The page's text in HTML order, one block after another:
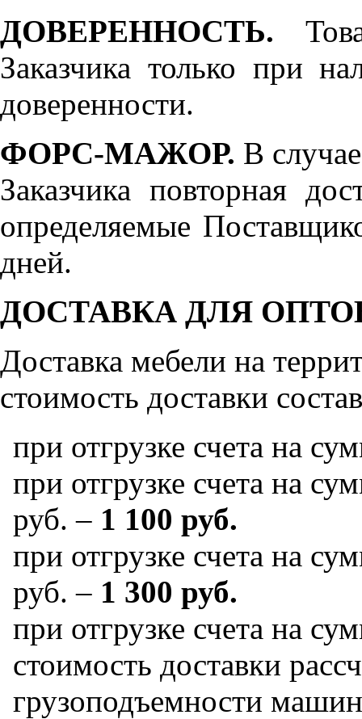
ДОВЕРЕННОСТЬ.
Заказчика только при
доверенности.
ФОРС-МАЖОР. В
Заказчика повторная
определяемые
дней.
ДОСТАВКА ДЛЯ
Доставка мебели на
стоимость доставки
при отгрузке счета на
при отгрузке счета на
руб. – 1 100 руб.
при отгрузке счета на
руб. – 1 300 руб.
при отгрузке счета на
стоимость доставки
грузоподъемности